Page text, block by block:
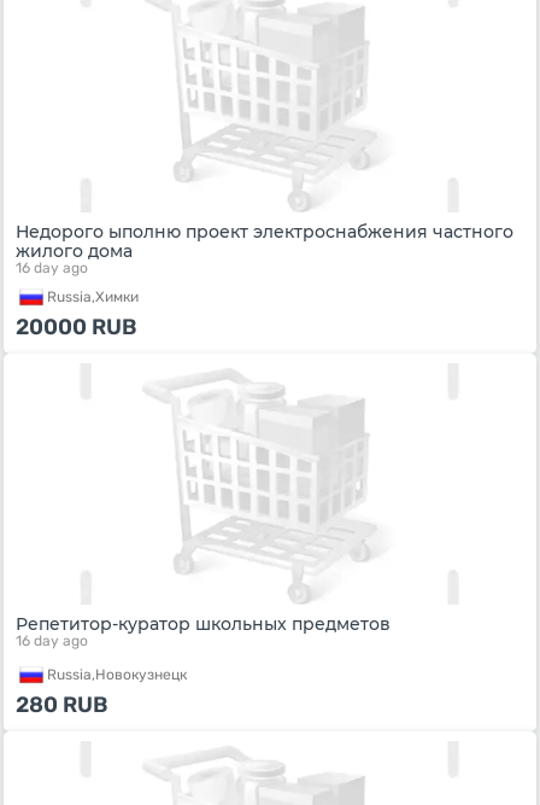
Недорого ыполню проект электроснабжения частного
жилого дома
16 day ago
Russia,Химки
20000 RUB
Репетитор-куратор школьных предметов
16 day ago
Russia,Новокузнецк
280 RUB